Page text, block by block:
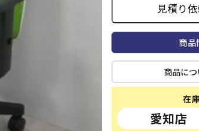
見積り
商品
商品に
在
愛知店